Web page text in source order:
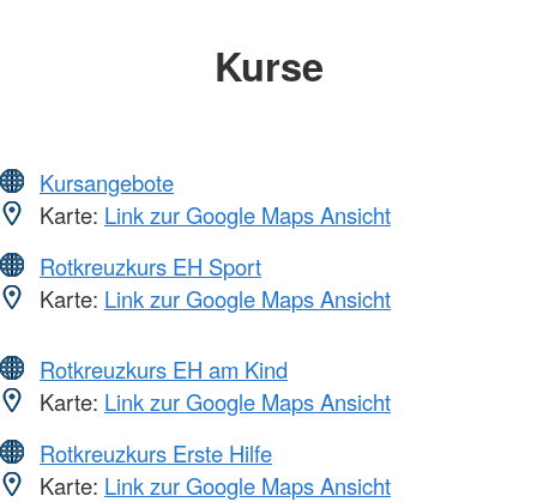
Kurse
Kursangebote
Karte: Link zur Google Maps Ansicht
Rotkreuzkurs EH Sport
Karte: Link zur Google Maps Ansicht
Rotkreuzkurs EH am Kind
Karte: Link zur Google Maps Ansicht
Rotkreuzkurs Erste Hilfe
Karte: Link zur Google Maps Ansicht